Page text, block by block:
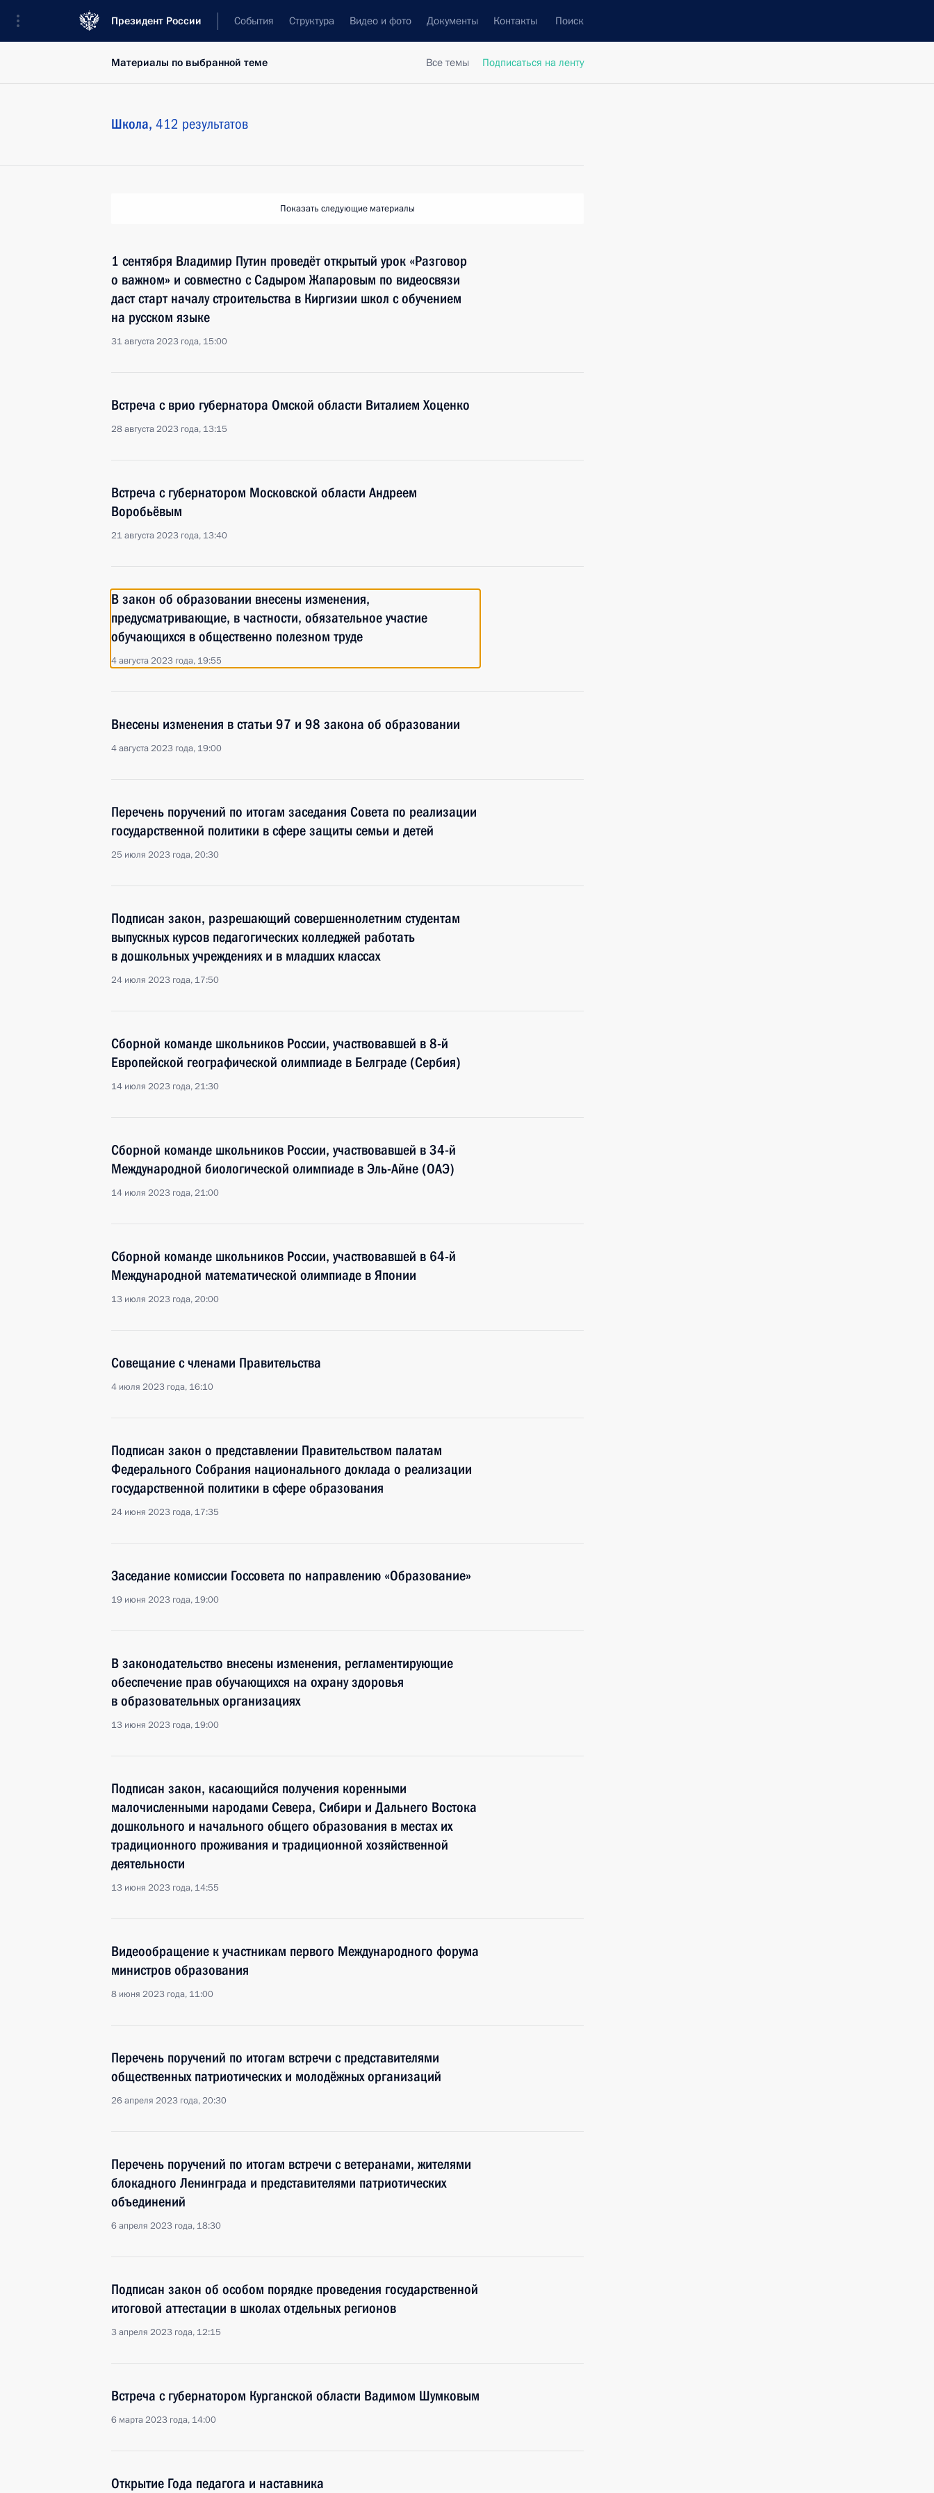
Президент России События Структура Видео и фото Документы Контакты Поиск
Все темы Подписаться на ленту
Материалы по выбранной теме
Школа, 412 результатов
Показать следующие материалы
1 сентября Владимир Путин проведёт открытый урок «Разговор
о важном» и совместно с Садыром Жапаровым по видеосвязи
даст старт началу строительства в Киргизии школ с обучением
на русском языке
31 августа 2023 года, 15:00
Встреча с врио губернатора Омской области Виталием Хоценко
28 августа 2023 года, 13:15
Встреча с губернатором Московской области Андреем
Воробьёвым
21 августа 2023 года, 13:40
В закон об образовании внесены изменения,
предусматривающие, в частности, обязательное участие
обучающихся в общественно полезном труде
4 августа 2023 года, 19:55
Внесены изменения в статьи 97 и 98 закона об образовании
4 августа 2023 года, 19:00
Перечень поручений по итогам заседания Совета по реализации
государственной политики в сфере защиты семьи и детей
25 июля 2023 года, 20:30
Подписан закон, разрешающий совершеннолетним студентам
выпускных курсов педагогических колледжей работать
в дошкольных учреждениях и в младших классах
24 июля 2023 года, 17:50
Сборной команде школьников России, участвовавшей в 8-й
Европейской географической олимпиаде в Белграде (Сербия)
14 июля 2023 года, 21:30
Сборной команде школьников России, участвовавшей в 34-й
Международной биологической олимпиаде в Эль-Айне (ОАЭ)
14 июля 2023 года, 21:00
Сборной команде школьников России, участвовавшей в 64-й
Международной математической олимпиаде в Японии
13 июля 2023 года, 20:00
Совещание с членами Правительства
4 июля 2023 года, 16:10
Подписан закон о представлении Правительством палатам
Федерального Собрания национального доклада о реализации
государственной политики в сфере образования
24 июня 2023 года, 17:35
Заседание комиссии Госсовета по направлению «Образование»
19 июня 2023 года, 19:00
В законодательство внесены изменения, регламентирующие
обеспечение прав обучающихся на охрану здоровья
в образовательных организациях
13 июня 2023 года, 19:00
Подписан закон, касающийся получения коренными
малочисленными народами Севера, Сибири и Дальнего Востока
дошкольного и начального общего образования в местах их
традиционного проживания и традиционной хозяйственной
деятельности
13 июня 2023 года, 14:55
Видеообращение к участникам первого Международного форума
министров образования
8 июня 2023 года, 11:00
Перечень поручений по итогам встречи с представителями
общественных патриотических и молодёжных организаций
26 апреля 2023 года, 20:30
Перечень поручений по итогам встречи с ветеранами, жителями
блокадного Ленинграда и представителями патриотических
объединений
6 апреля 2023 года, 18:30
Подписан закон об особом порядке проведения государственной
итоговой аттестации в школах отдельных регионов
3 апреля 2023 года, 12:15
Встреча с губернатором Курганской области Вадимом Шумковым
6 марта 2023 года, 14:00
Открытие Года педагога и наставника